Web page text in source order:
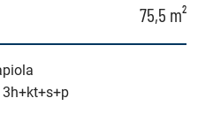
75,5 m²